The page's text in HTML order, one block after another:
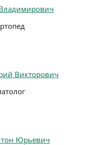
Викторович
Юрьевич